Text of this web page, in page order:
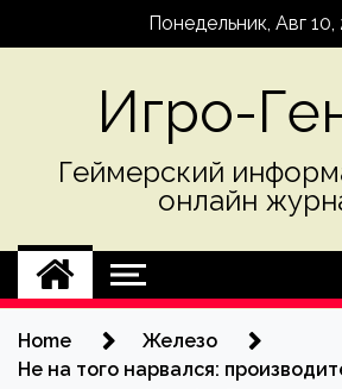
Понедельник, Авг 10,
Игро-
Геймерский
онлайн
Home
Железо
Не на того нарвался: